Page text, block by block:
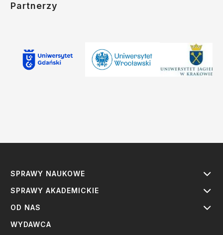
Partnerzy
SPRAWY NAUKOWE
SPRAWY AKADEMICKIE
OD NAS
WYDAWCA